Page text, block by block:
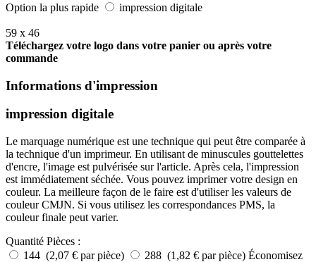
Option la plus rapide
impression digitale
59 x 46
Téléchargez votre logo dans votre panier ou après votre
commande
Informations d'impression
impression digitale
Le marquage numérique est une technique qui peut être comparée à
la technique d'un imprimeur. En utilisant de minuscules gouttelettes
d'encre, l'image est pulvérisée sur l'article. Après cela, l'impression
est immédiatement séchée. Vous pouvez imprimer votre design en
couleur. La meilleure façon de le faire est d'utiliser les valeurs de
couleur CMJN. Si vous utilisez les correspondances PMS, la
couleur finale peut varier.
Quantité Pièces :
144 (2,07 € par pièce)
288 (1,82 € par pièce) Économisez